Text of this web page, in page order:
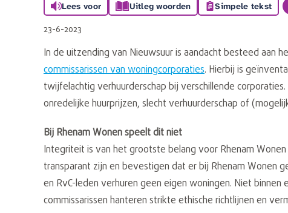
Lees voor Uitleg woorden Simpele tekst
23-6-2023
In de uitzending van Nieuwsuur is aandacht besteed aan
commissarissen van woningcorporaties. Hierbij is
twijfelachtig verhuurderschap bij verschillende
onredelijke huurprijzen, slecht verhuurderschap of
Bij Rhenam Wonen speelt dit niet
Integriteit is van het grootste belang voor Rhenam
transparant zijn en bevestigen dat er bij Rhenam Wonen
en RvC-leden verhuren geen eigen woningen. Niet
commissarissen hanteren strikte ethische richtlijnen en